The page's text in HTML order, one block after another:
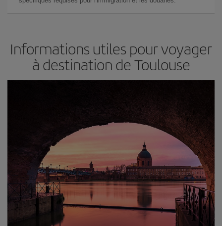
Informations utiles pour voyager
à destination de Toulouse